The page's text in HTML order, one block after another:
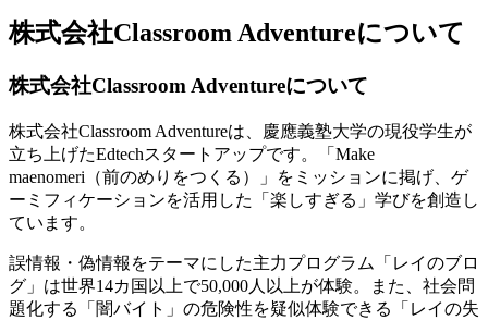
株式会社Classroom Adventureについて
株式会社Classroom Adventureについて
株式会社Classroom Adventureは、慶應義塾大学の現役学生が
立ち上げたEdtechスタートアップです。「Make
maenomeri（前のめりをつくる）」をミッションに掲げ、ゲ
ーミフィケーションを活用した「楽しすぎる」学びを創造し
ています。
誤情報・偽情報をテーマにした主力プログラム「レイのブロ
グ」は世界14カ国以上で50,000人以上が体験。また、社会問
題化する「闇バイト」の危険性を疑似体験できる「レイの失